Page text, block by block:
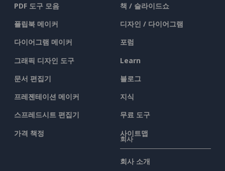
PDF 도구 모음
플립북 메이커
다이어그램 메이커
그래픽 디자인 도구
문서 편집기
프레젠테이션 메이커
스프레드시트 편집기
가격 책정
책 / 슬라이드쇼
디자인 / 다이어그램
포럼
Learn
블로그
지식
무료 도구
사이트맵
회사
회사 소개